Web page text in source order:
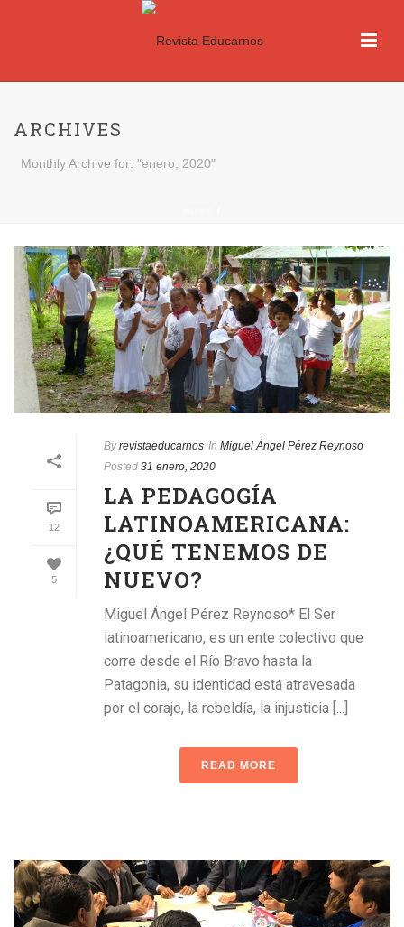
ARCHIVES
Monthly Archive for: "enero, 2020"
12
5
By revistaeducarnos In Miguel Ángel Pérez Reynoso
Posted 31 enero, 2020
LA PEDAGOGÍA
LATINOAMERICANA:
¿QUÉ TENEMOS DE
NUEVO?
Miguel Ángel Pérez Reynoso* El Ser
latinoamericano, es un ente colectivo que
corre desde el Río Bravo hasta la
Patagonia, su identidad está atravesada
por el coraje, la rebeldía, la injusticia [...]
READ MORE